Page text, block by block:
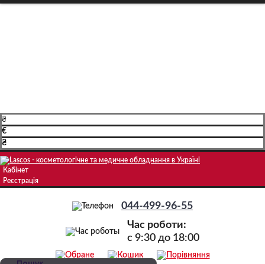
₴
€
₴
Кабінет
Реєстрація
044-499-96-55
Час роботи:
c 9:30 до 18:00